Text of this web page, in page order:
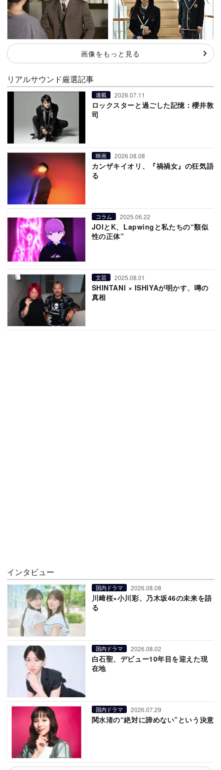
画像をもっと見る
リアルサウンド厳選記事
連載 2026.07.11
ロックスターと過ごした記憶：櫻井敦
司
映画 2026.08.08
カンザキイオリ、『禍禍女』の狂気語
る
コラム 2025.06.22
JOIとK、Lapwingと私たちの“類似
性の正体”
文芸 2025.08.01
SHINTANI × ISHIYAが明かす、噂の
真相
インタビュー
国内ドラマ 2026.08.08
川﨑桜×小川彩、乃木坂46の未来を語
る
国内ドラマ 2026.08.02
白石聖、デビュー10年目を迎えた現
在地
国内ドラマ 2026.07.29
関水渚の“絶対に諦めない”という決意